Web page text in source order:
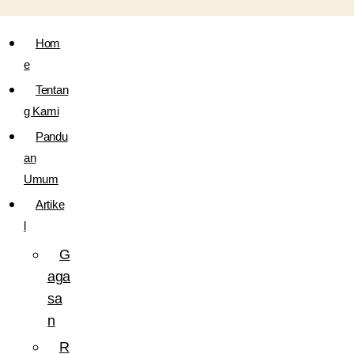
Hom
e
Tentan
g Kami
Pandu
an
Umum
Artike
l
G
aga
sa
n
R